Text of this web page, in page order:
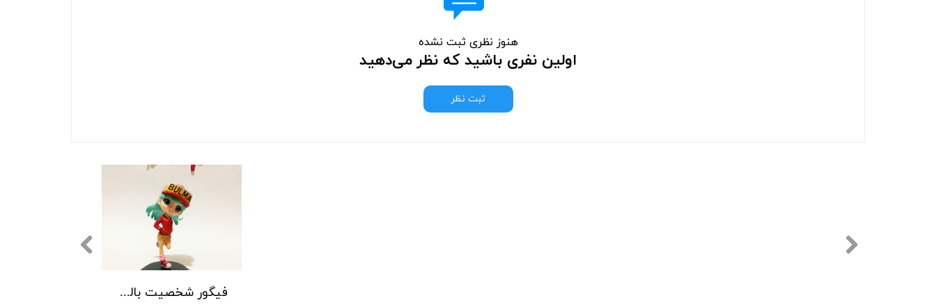
هنوز نظری ثبت نشده
اولین نفری باشید که نظر می‌دهید
ثبت نظر
فیگور شخصیت بالما انیمه دراگون بال